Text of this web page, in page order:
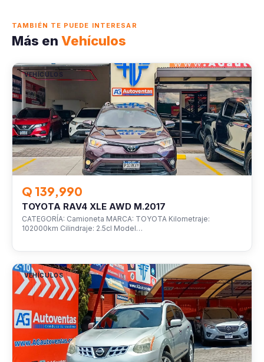
TAMBIÉN TE PUEDE INTERESAR
Más en Vehículos
VEHÍCULOS
Q 139,990
TOYOTA RAV4 XLE AWD M.2017
CATEGORÍA: Camioneta MARCA: TOYOTA Kilometraje:
102000km Cilindraje: 2.5cl Model…
VEHÍCULOS